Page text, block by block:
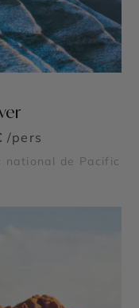
/pers
national de Pacific